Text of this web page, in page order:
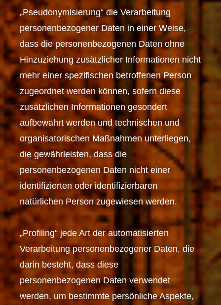
„Pseudonymisierung“ die Verarbeitung
personenbezogener Daten in einer Weise,
dass die personenbezogenen Daten ohne
Hinzuziehung zusätzlicher Informationen nicht
mehr einer spezifischen betroffenen Person
zugeordnet werden können, sofern diese
zusätzlichen Informationen gesondert
aufbewahrt werden und technischen und
organisatorischen Maßnahmen unterliegen,
die gewährleisten, dass die
personenbezogenen Daten nicht einer
identifizierten oder identifizierbaren
natürlichen Person zugewiesen werden.
„Profiling“ jede Art der automatisierten
Verarbeitung personenbezogener Daten, die
darin besteht, dass diese
personenbezogenen Daten verwendet
werden, um bestimmte persönliche Aspekte,